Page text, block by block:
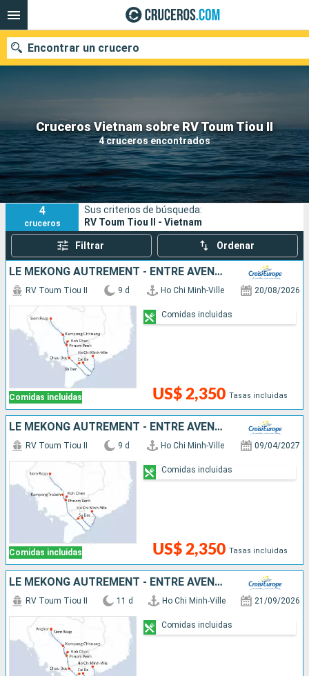
Cruceros Vietnam sobre RV Toum Tiou II
4 cruceros encontrados
Encontrar un crucero
Nuestros destinos
Fecha de salida
Puertos Compañías
Buscar
4
cruceros
Sus criterios de búsqueda:
RV Toum Tiou II - Vietnam
Filtrar Ordenar
LE MÉKONG AUTREMENT - ENTRE AVENTURE ET SITES INCONTOURNABLES
Comidas incluidas
RV Toum Tiou II 9 d Ho Chi Minh-Ville 20/08/2026
US$ 2,350 Tasas incluidas
Comidas incluidas
LE MÉKONG AUTREMENT - ENTRE AVENTURE ET SITES INCONTOURNABLES
Comidas incluidas
RV Toum Tiou II 9 d Ho Chi Minh-Ville 09/04/2027
US$ 2,350 Tasas incluidas
Comidas incluidas
LE MÉKONG AUTREMENT - ENTRE AVENTURE ET SITES INCONTOURNABLES
RV Toum Tiou II 11 d Ho Chi Minh-Ville 21/09/2026
Comidas incluidas